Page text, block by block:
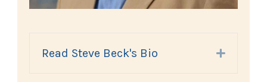
Read Steve Beck's Bio Expand